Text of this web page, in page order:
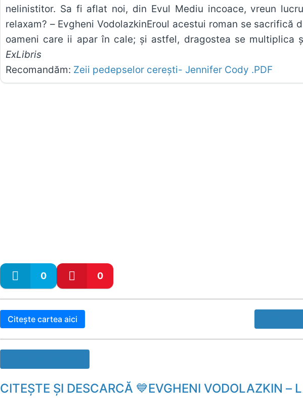
nelinistitor. Sa fi aflat noi, din Evul Mediu incoace, vreun
relaxam? – Evgheni VodolazkinEroul acestui roman se
oameni care ii apar în cale; și astfel, dragostea se multiplica
ExLibris
Recomandăm: Zeii pedepselor cerești- Jennifer Cody .PDF
0 0
Citește cartea aici
CITEȘTE ȘI DESCARCĂ 💙EVGHENI VODOLAZKIN –